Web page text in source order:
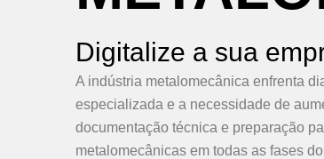
Digitalize a sua
A indústria metalomecânica enfrenta
especializada e a necessidade de
documentação técnica e preparação
metalomecânicas em todas as fases